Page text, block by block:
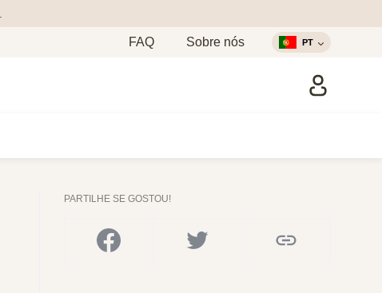
FAQ Sobre nós PT
PARTILHE SE GOSTOU!